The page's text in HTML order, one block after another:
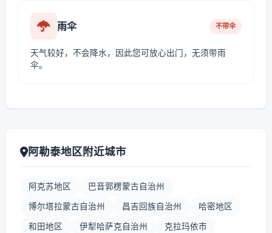
雨伞 不带伞
天气较好，不会降水，因此您可放心出门，无须带雨
伞。
阿勒泰地区附近城市
阿克苏地区 巴音郭楞蒙古自治州
博尔塔拉蒙古自治州 昌吉回族自治州 哈密地区
和田地区 伊犁哈萨克自治州 克拉玛依市